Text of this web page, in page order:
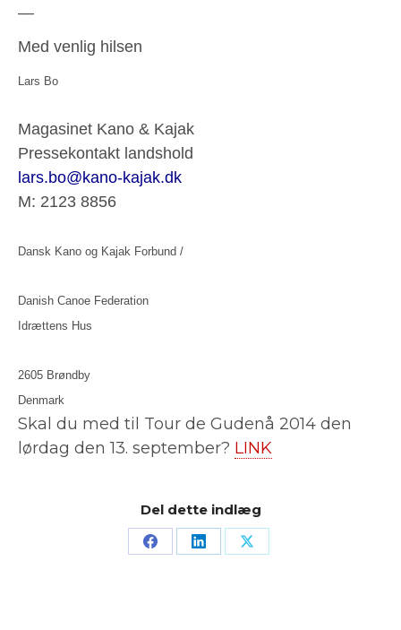
—
Med venlig hilsen
Lars Bo
Magasinet Kano & Kajak
Pressekontakt landshold
lars.bo@kano-kajak.dk
M: 2123 8856
Dansk Kano og Kajak Forbund /
Danish Canoe Federation
Idrættens Hus
2605 Brøndby
Denmark
Skal du med til Tour de Gudenå 2014 den
lørdag den 13. september? LINK
Del dette indlæg